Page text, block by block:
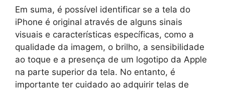
Em suma, é possível identificar se a tela do
iPhone é original através de alguns sinais
visuais e características específicas, como a
qualidade da imagem, o brilho, a sensibilidade
ao toque e a presença de um logotipo da Apple
na parte superior da tela. No entanto, é
importante ter cuidado ao adquirir telas de